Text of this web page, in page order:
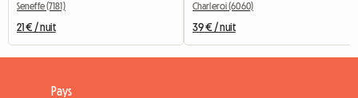
Seneffe (7181)
21 € / nuit
Charleroi (6060)
39 € / nuit
Pays